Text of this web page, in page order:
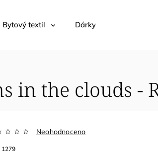
Bytový textil Dárky a poukazy
in the clouds -
Neohodnoceno
1279